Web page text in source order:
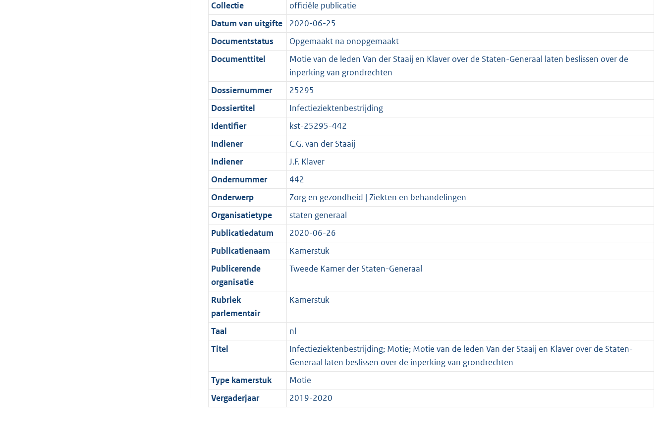
i
e
i
n
o
r
m
a
a
t
3
5
K
b
t
i
e
i
f
o
r
m
a
a
t
:
7
K
b
a
t
i
e
n
f
o
r
m
a
a
t
e
:
3
K
c
a
t
i
i
n
f
o
r
m
a
a
t
t
e
:
5
b
d
s
g
r
o
o
t
e
:
2
K
b
n
d
s
g
r
o
t
t
e
:
K
Collectie
officiële publicatie
Datum van uitgifte
2020-06-25
Documentstatus
Opgemaakt na onopgemaakt
Documenttitel
Motie van de leden Van der Staaij en Klaver over de Staten-Generaal laten beslissen over de
inperking van grondrechten
Dossiernummer
25295
Dossiertitel
Infectieziektenbestrijding
Identifier
kst-25295-442
Indiener
C.G. van der Staaij
Indiener
J.F. Klaver
Ondernummer
442
Onderwerp
Zorg en gezondheid | Ziekten en behandelingen
Organisatietype
staten generaal
Publicatiedatum
2020-06-26
Publicatienaam
Kamerstuk
Publicerende
organisatie
Tweede Kamer der Staten-Generaal
Rubriek
parlementair
Kamerstuk
Taal
nl
Titel
Infectieziektenbestrijding; Motie; Motie van de leden Van der Staaij en Klaver over de Staten-
Generaal laten beslissen over de inperking van grondrechten
Type kamerstuk
Motie
Vergaderjaar
2019-2020